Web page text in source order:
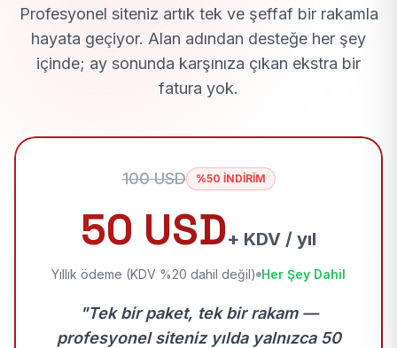
Profesyonel siteniz artık tek ve şeffaf bir rakamla
hayata geçiyor. Alan adından desteğe her şey
içinde; ay sonunda karşınıza çıkan ekstra bir
fatura yok.
100 USD %50 İNDİRİM
50 USD+ KDV / yıl
Yıllık ödeme (KDV %20 dahil değil) Her Şey Dahil
"Tek bir paket, tek bir rakam —
profesyonel siteniz yılda yalnızca 50